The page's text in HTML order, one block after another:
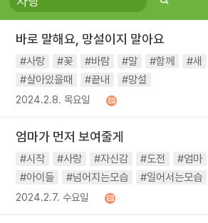
#희망
#나눔 #친구 #링컨학교
#독서
#건강 #면역력
바로 말해요, 망설이지 말아요
#사랑 #꽃 #바람 #말 #함께 #새
#살아있을때
#끝내 #망설
2024.2.8. 목요일
엄마가 먼저 보여줄게
#시작 #사랑 #자신감 #도전 #엄마
#아이들
#넘어지는모습 #일어서는모습
2024.2.7. 수요일